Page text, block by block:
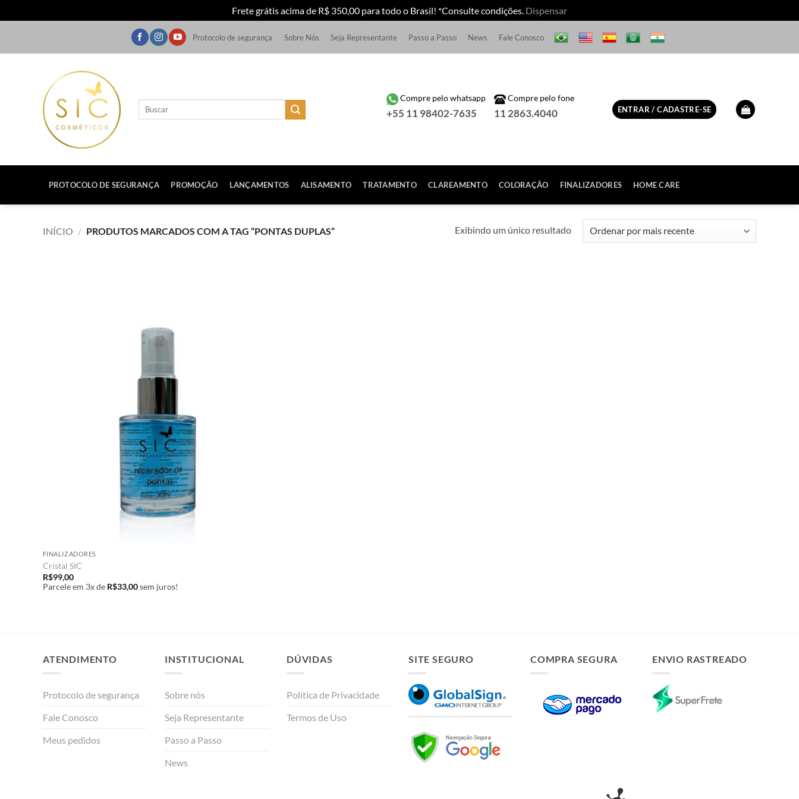
Frete grátis acima de R$ 350,00 para todo o Brasil! *Consulte condições. Dispensar
content
Protocolo de segurança Sobre Nós Seja Representante Passo a Passo News Fale Conosco
Pesquisar
Compre pelo whatsapp
+55 11 98402-7635
Compre pelo fone
11 2863.4040 ENTRAR / CADASTRE-SE
PROTOCOLO DE SEGURANÇA PROMOÇÃO LANÇAMENTOS ALISAMENTO TRATAMENTO CLAREAMENTO COLORAÇÃO FINALIZADORES HOME CARE
INÍCIO / PRODUTOS MARCADOS COM A TAG “PONTAS DUPLAS” Exibindo um único resultado
FINALIZADORES
Cristal SIC
R$99,00
Parcele em 3x de R$33,00sem juros!
ATENDIMENTO
Protocolo de segurança
Fale Conosco
Meus pedidos
INSTITUCIONAL
Sobre nós
Seja Representante
Passo a Passo
News
DÚVIDAS
Política de Privacidade
Termos de Uso
SITE SEGURO COMPRA SEGURA ENVIO RASTREADO